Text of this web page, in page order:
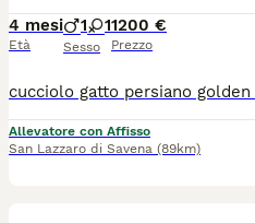
4 mesi
Età
1 1
Sesso
1200 €
Prezzo
Allevatore con Affisso
San Lazzaro di Savena (89km)